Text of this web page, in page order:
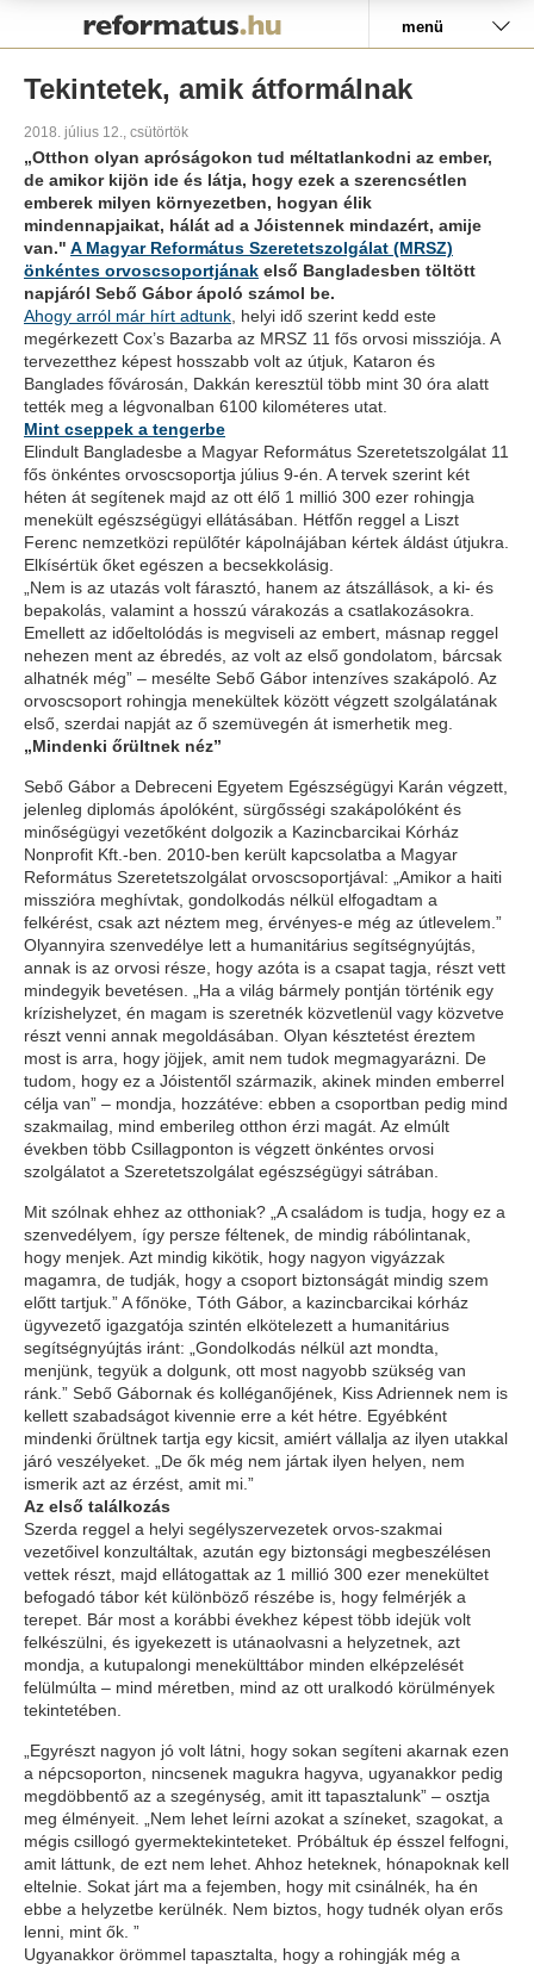
menü
Tekintetek, amik átformálnak
2018. július 12., csütörtök
„Otthon olyan apróságokon tud méltatlankodni az ember,
de amikor kijön ide és látja, hogy ezek a szerencsétlen
emberek milyen környezetben, hogyan élik
mindennapjaikat, hálát ad a Jóistennek mindazért, amije
van." A Magyar Református Szeretetszolgálat (MRSZ)
önkéntes orvoscsoportjának első Bangladesben töltött
napjáról Sebő Gábor ápoló számol be.
Ahogy arról már hírt adtunk , helyi idő szerint kedd este
megérkezett Cox’s Bazarba az MRSZ 11 fős orvosi missziója. A
tervezetthez képest hosszabb volt az útjuk, Kataron és
Banglades fővárosán, Dakkán keresztül több mint 30 óra alatt
tették meg a légvonalban 6100 kilométeres utat.
Mint cseppek a tengerbe
Elindult Bangladesbe a Magyar Református Szeretetszolgálat 11
fős önkéntes orvoscsoportja július 9-én. A tervek szerint két
héten át segítenek majd az ott élő 1 millió 300 ezer rohingja
menekült egészségügyi ellátásában. Hétfőn reggel a Liszt
Ferenc nemzetközi repülőtér kápolnájában kértek áldást útjukra.
Elkísértük őket egészen a becsekkolásig.
„Nem is az utazás volt fárasztó, hanem az átszállások, a ki- és
bepakolás, valamint a hosszú várakozás a csatlakozásokra.
Emellett az időeltolódás is megviseli az embert, másnap reggel
nehezen ment az ébredés, az volt az első gondolatom, bárcsak
alhatnék még” – mesélte Sebő Gábor intenzíves szakápoló. Az
orvoscsoport rohingja menekültek között végzett szolgálatának
első, szerdai napját az ő szemüvegén át ismerhetik meg.
„Mindenki őrültnek néz”
Sebő Gábor a Debreceni Egyetem Egészségügyi Karán végzett,
jelenleg diplomás ápolóként, sürgősségi szakápolóként és
minőségügyi vezetőként dolgozik a Kazincbarcikai Kórház
Nonprofit Kft.-ben. 2010-ben került kapcsolatba a Magyar
Református Szeretetszolgálat orvoscsoportjával: „Amikor a haiti
misszióra meghívtak, gondolkodás nélkül elfogadtam a
felkérést, csak azt néztem meg, érvényes-e még az útlevelem.”
Olyannyira szenvedélye lett a humanitárius segítségnyújtás,
annak is az orvosi része, hogy azóta is a csapat tagja, részt vett
mindegyik bevetésen. „Ha a világ bármely pontján történik egy
krízishelyzet, én magam is szeretnék közvetlenül vagy közvetve
részt venni annak megoldásában. Olyan késztetést éreztem
most is arra, hogy jöjjek, amit nem tudok megmagyarázni. De
tudom, hogy ez a Jóistentől származik, akinek minden emberrel
célja van” – mondja, hozzátéve: ebben a csoportban pedig mind
szakmailag, mind emberileg otthon érzi magát. Az elmúlt
években több Csillagponton is végzett önkéntes orvosi
szolgálatot a Szeretetszolgálat egészségügyi sátrában.
Mit szólnak ehhez az otthoniak? „A családom is tudja, hogy ez a
szenvedélyem, így persze féltenek, de mindig rábólintanak,
hogy menjek. Azt mindig kikötik, hogy nagyon vigyázzak
magamra, de tudják, hogy a csoport biztonságát mindig szem
előtt tartjuk.” A főnöke, Tóth Gábor, a kazincbarcikai kórház
ügyvezető igazgatója szintén elkötelezett a humanitárius
segítségnyújtás iránt: „Gondolkodás nélkül azt mondta,
menjünk, tegyük a dolgunk, ott most nagyobb szükség van
ránk.” Sebő Gábornak és kolléganőjének, Kiss Adriennek nem is
kellett szabadságot kivennie erre a két hétre. Egyébként
mindenki őrültnek tartja egy kicsit, amiért vállalja az ilyen utakkal
járó veszélyeket. „De ők még nem jártak ilyen helyen, nem
ismerik azt az érzést, amit mi.”
Az első találkozás
Szerda reggel a helyi segélyszervezetek orvos-szakmai
vezetőivel konzultáltak, azután egy biztonsági megbeszélésen
vettek részt, majd ellátogattak az 1 millió 300 ezer menekültet
befogadó tábor két különböző részébe is, hogy felmérjék a
terepet. Bár most a korábbi évekhez képest több idejük volt
felkészülni, és igyekezett is utánaolvasni a helyzetnek, azt
mondja, a kutupalongi menekülttábor minden elképzelését
felülmúlta – mind méretben, mind az ott uralkodó körülmények
tekintetében.
„Egyrészt nagyon jó volt látni, hogy sokan segíteni akarnak ezen
a népcsoporton, nincsenek magukra hagyva, ugyanakkor pedig
megdöbbentő az a szegénység, amit itt tapasztalunk” – osztja
meg élményeit. „Nem lehet leírni azokat a színeket, szagokat, a
mégis csillogó gyermektekinteteket. Próbáltuk ép ésszel felfogni,
amit láttunk, de ezt nem lehet. Ahhoz heteknek, hónapoknak kell
eltelnie. Sokat járt ma a fejemben, hogy mit csinálnék, ha én
ebbe a helyzetbe kerülnék. Nem biztos, hogy tudnék olyan erős
lenni, mint ők. ”
Ugyanakkor örömmel tapasztalta, hogy a rohingják még a